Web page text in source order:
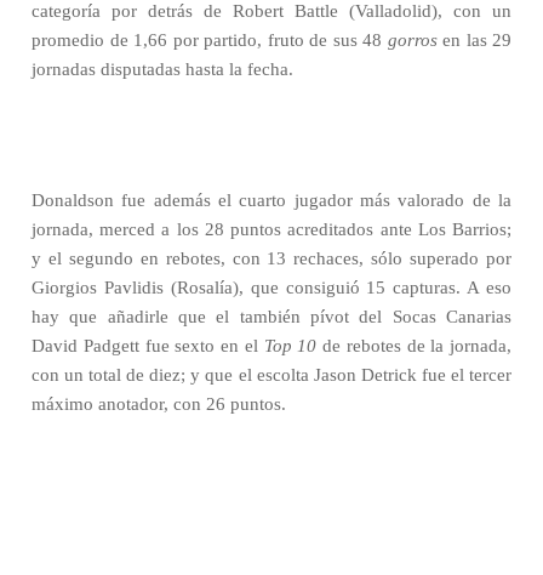
categoría por detrás de Robert Battle (Valladolid), con un
promedio de 1,66 por partido, fruto de sus 48 gorrosen las 29
jornadas disputadas hasta la fecha.
Donaldson fue además el cuarto jugador más valorado de la
jornada, merced a los 28 puntos acreditados ante Los Barrios;
y el segundo en rebotes, con 13 rechaces, sólo superado por
Giorgios Pavlidis (Rosalía), que consiguió 15 capturas. A eso
hay que añadirle que el también pívot del Socas Canarias
David Padgett fue sexto en el Top 10 de rebotes de la jornada,
con un total de diez; y que el escolta Jason Detrick fue el tercer
máximo anotador, con 26 puntos.